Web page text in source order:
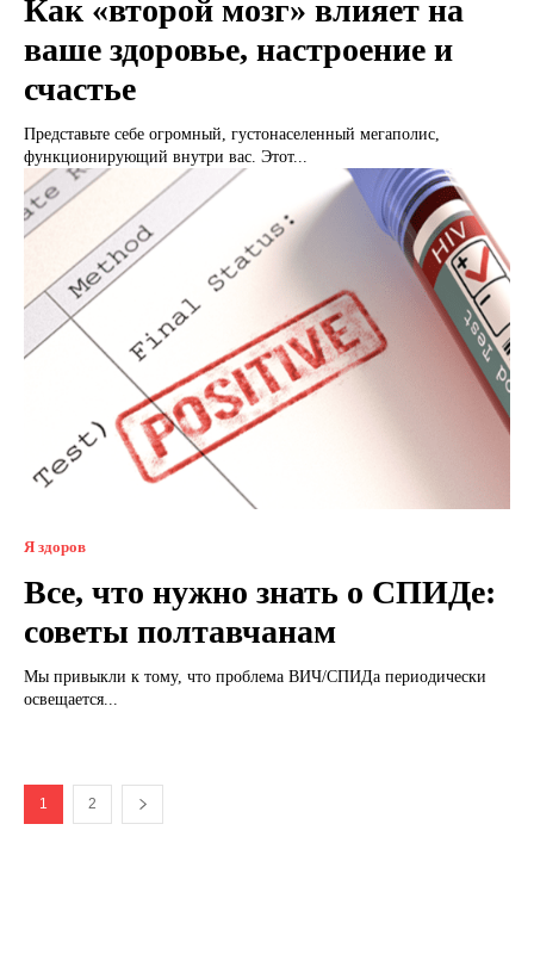
Как «второй мозг» влияет на
ваше здоровье, настроение и
счастье
Представьте себе огромный, густонаселенный мегаполис,
функционирующий внутри вас. Этот...
Я здоров
Все, что нужно знать о СПИДе:
советы полтавчанам
Мы привыкли к тому, что проблема ВИЧ/СПИДа периодически
освещается...
1 2